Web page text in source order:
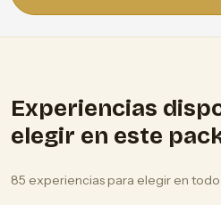
Experiencias
elegir en este
85 experiencias para elegir en